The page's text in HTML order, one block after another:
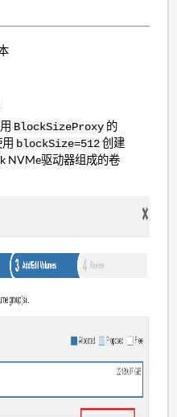
BlockSizeProxy 的
blockSize=512创建
NVMe驱动器组成的卷